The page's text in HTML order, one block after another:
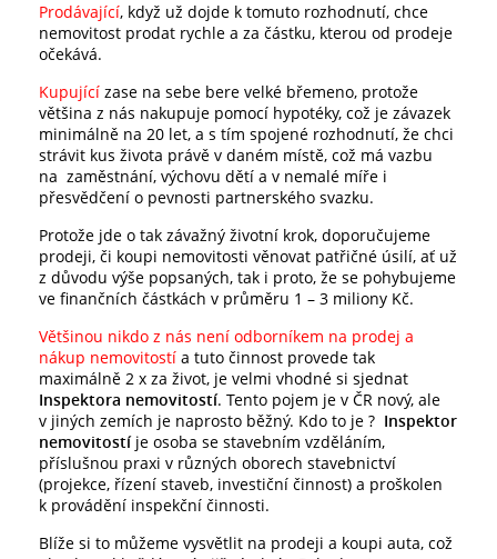
Prodávající, když už dojde k tomuto rozhodnutí, chce
nemovitost prodat rychle a za částku, kterou od prodeje
očekává.
Kupující zase na sebe bere velké břemeno, protože
většina z nás nakupuje pomocí hypotéky, což je závazek
minimálně na 20 let, a s tím spojené rozhodnutí, že chci
strávit kus života právě v daném místě, což má vazbu
na zaměstnání, výchovu dětí a v nemalé míře i
přesvědčení o pevnosti partnerského svazku.
Protože jde o tak závažný životní krok, doporučujeme
prodeji, či koupi nemovitosti věnovat patřičné úsilí, ať už
z důvodu výše popsaných, tak i proto, že se pohybujeme
ve finančních částkách v průměru 1 – 3 miliony Kč.
Většinou nikdo z nás není odborníkem na prodej a
nákup nemovitostí a tuto činnost provede tak
maximálně 2 x za život, je velmi vhodné si sjednat
Inspektora nemovitostí. Tento pojem je v ČR nový, ale
v jiných zemích je naprosto běžný. Kdo to je ? Inspektor
nemovitostíje osoba se stavebním vzděláním,
příslušnou praxi v různých oborech stavebnictví
(projekce, řízení staveb, investiční činnost) a proškolen
k provádění inspekční činnosti.
Blíže si to můžeme vysvětlit na prodeji a koupi auta, což